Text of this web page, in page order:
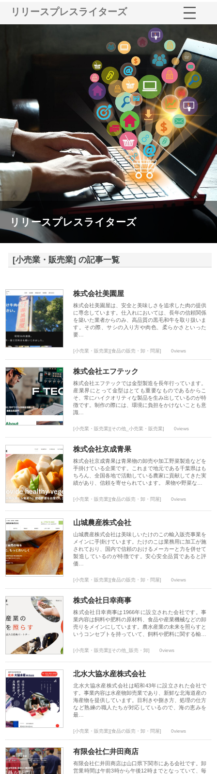
リリースプレスライターズ
リリースプレスライターズ
[小売業・販売業] の記事一覧
株式会社美園屋
株式会社美園屋は、安全と美味しさを追求した肉の提供
に専念しています。仕入れにおいては、長年の信頼関係
を築いた業者からのみ、高品質の黒毛和牛を取り扱いま
す。その際、サシの入り方や肉色、柔らかさといった
要…
[小売業・販売業][食品の販売・卸・問屋] 0views
株式会社エフテック
株式会社エフテックでは金型製造を長年行っています。
産業界にとって金型はとても重要なものであるからこ
そ、常にハイクオリティな製品を生み出しているのが特
徴です。制作の際には、環境に負担をかけないことも意
識…
[小売業・販売業][その他_小売業・販売業] 0views
株式会社京成青果
株式会社京成青果は青果物の卸売や加工野菜製造などを
手掛けている企業です。これまで地元である千葉県はも
ちろん、全国各地で活動している農家に貢献してきた実
績があり、信頼を寄せられています。 果物や野菜な…
[小売業・販売業][食品の販売・卸・問屋] 0views
山城農産株式会社
山城農産株式会社は美味しいたけのこの輸入販売事業を
メインに手掛けています。たけのこは業務用に加工が施
されており、国内で信頼のおけるメーカーと力を併せて
製造しているのが特徴です。安心安全品質であると評
価…
[小売業・販売業][食品の販売・卸・問屋] 0views
株式会社日幸商事
株式会社日幸商事は1966年に設立された会社です。事
業内容は飼料や肥料の原材料、食品や産業機械などの卸
売りをメインにしています。農水産業の未来を照らすと
いうコンセプトを持っていて、飼料や肥料に関する輸…
[小売業・販売業][その他_販売・卸] 0views
北水大協水産株式会社
北水大協水産株式会社は昭和43年に設立された会社で
す。事業内容は水産物卸売業であり、新鮮な北海道産の
海産物を提供しています。目利きや捌き方、処理の仕方
など熟練の職人たちが対応しているので、海の恵みを
最…
[小売業・販売業][食品の販売・卸・問屋] 0views
有限会社仁井田商店
有限会社仁井田商店は山口県下関市にある会社です。卸
営業時間は午前3時から午後12時までとなっていて、毎